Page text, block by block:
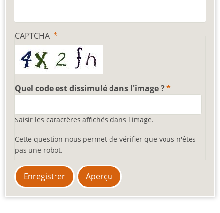
CAPTCHA
Quel code est dissimulé dans l'image ?
Saisir les caractères affichés dans l'image.
Cette question nous permet de vérifier que vous n'êtes
pas une robot.